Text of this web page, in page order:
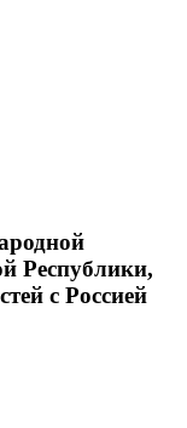
Республики,
с Россией